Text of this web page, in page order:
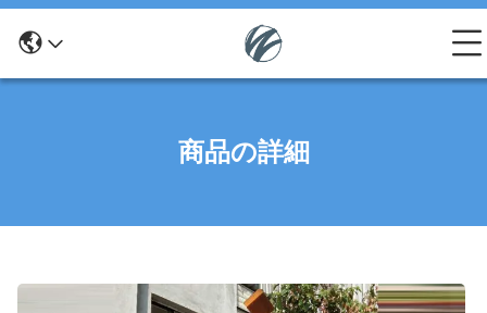
商品の詳細